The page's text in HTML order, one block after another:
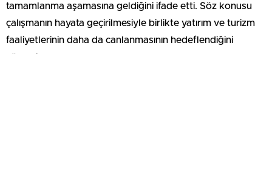
tamamlanma aşamasına geldiğini ifade etti. Söz konusu
çalışmanın hayata geçirilmesiyle birlikte yatırım ve turizm
faaliyetlerinin daha da canlanmasının hedeflendiğini